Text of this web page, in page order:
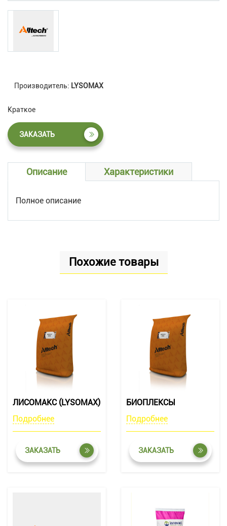
Производитель: LYSOMAX
Краткое
ЗАКАЗАТЬ
Описание Характеристики
Полное описание
Похожие товары
ЛИСОМАКС (LYSOMAX)
Подробнее
ЗАКАЗАТЬ
БИОПЛЕКСЫ
Подробнее
ЗАКАЗАТЬ